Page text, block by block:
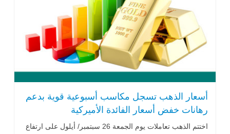
أسعار الذهب تسجل مكاسب أسبوعية قوية بدعم
رهانات خفض أسعار الفائدة الأميركية
اختتم الذهب تعاملات يوم الجمعة 26 سبتمبر/ أيلول على ارتفاع